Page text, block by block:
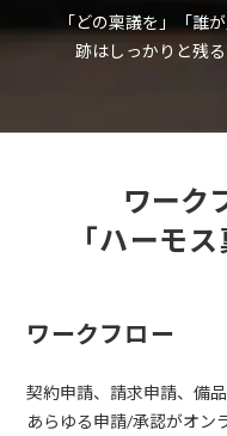
「どの稟議を」「誰
跡はしっかりと残
ワーク
「ハーモ
ワークフロー
契約申請、請求申請、備
あらゆる申請/承認がオン